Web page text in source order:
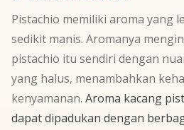
Pistachio memiliki aroma yang
sedikit manis. Aromanya
pistachio itu sendiri dengan
yang halus, menambahkan
kenyamanan. Aroma kacang
dapat dipadukan dengan